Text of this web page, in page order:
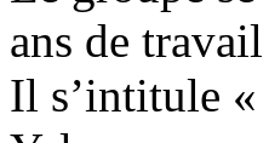
ans de
Il s’intitule «